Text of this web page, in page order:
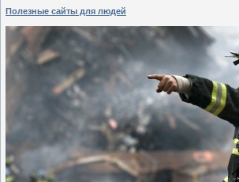
Полезные сайты для людей